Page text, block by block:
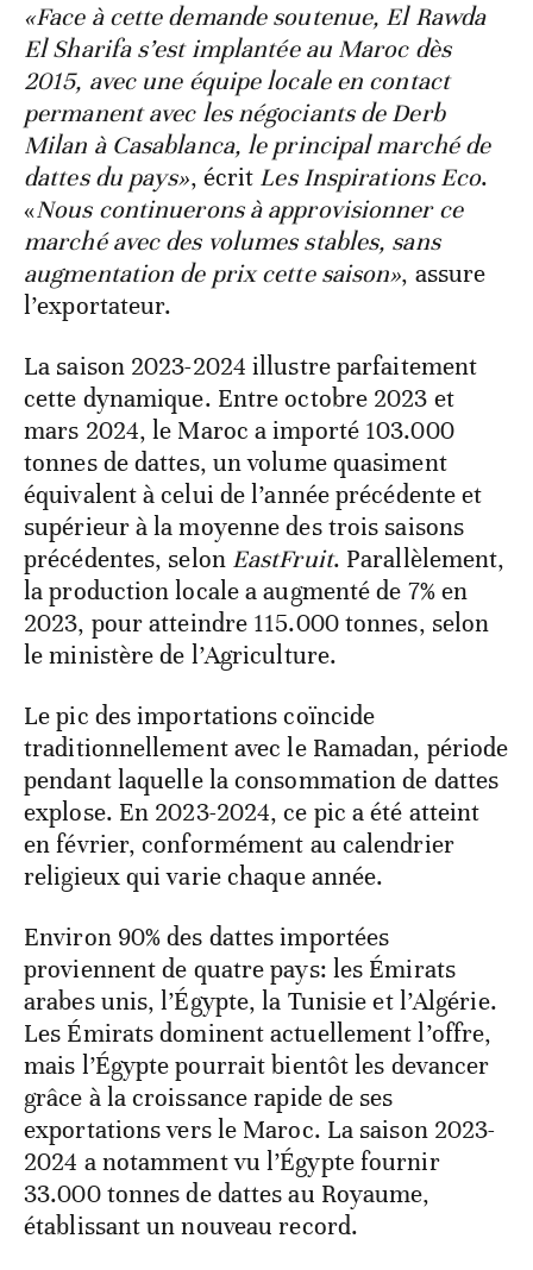
«Face à cette demande soutenue, El Rawda
El Sharifa s’est implantée au Maroc dès
2015, avec une équipe locale en contact
permanent avec les négociants de Derb
Milan à Casablanca, le principal marché de
dattes du pays», écrit Les Inspirations Eco.
«Nous continuerons à approvisionner ce
marché avec des volumes stables, sans
augmentation de prix cette saison», assure
l’exportateur.
La saison 2023-2024 illustre parfaitement
cette dynamique. Entre octobre 2023 et
mars 2024, le Maroc a importé 103.000
tonnes de dattes, un volume quasiment
équivalent à celui de l’année précédente et
supérieur à la moyenne des trois saisons
précédentes, selon EastFruit. Parallèlement,
la production locale a augmenté de 7% en
2023, pour atteindre 115.000 tonnes, selon
le ministère de l’Agriculture.
Le pic des importations coïncide
traditionnellement avec le Ramadan, période
pendant laquelle la consommation de dattes
explose. En 2023-2024, ce pic a été atteint
en février, conformément au calendrier
religieux qui varie chaque année.
Environ 90% des dattes importées
proviennent de quatre pays: les Émirats
arabes unis, l’Égypte, la Tunisie et l’Algérie.
Les Émirats dominent actuellement l’offre,
mais l’Égypte pourrait bientôt les devancer
grâce à la croissance rapide de ses
exportations vers le Maroc. La saison 2023-
2024 a notamment vu l’Égypte fournir
33.000 tonnes de dattes au Royaume,
établissant un nouveau record.